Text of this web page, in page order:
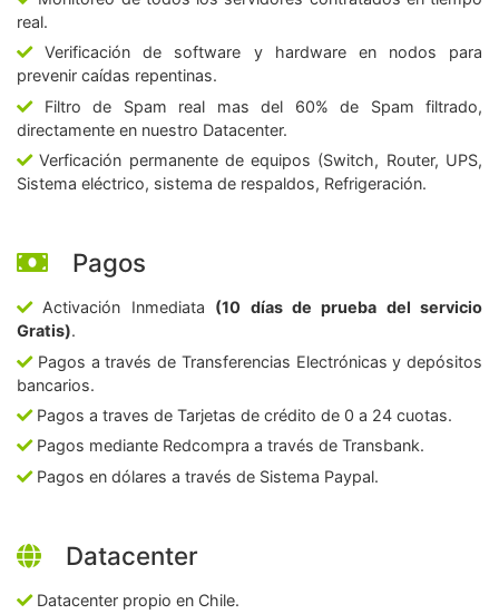
real.
Verificación de software y hardware en nodos para
prevenir caídas repentinas.
Filtro de Spam real mas del 60% de Spam filtrado,
directamente en nuestro Datacenter.
Verficación permanente de equipos (Switch, Router, UPS,
Sistema eléctrico, sistema de respaldos, Refrigeración.
Pagos
Activación Inmediata (10 días de prueba del servicio
Gratis).
Pagos a través de Transferencias Electrónicas y depósitos
bancarios.
Pagos a traves de Tarjetas de crédito de 0 a 24 cuotas.
Pagos mediante Redcompra a través de Transbank.
Pagos en dólares a través de Sistema Paypal.
Datacenter
Datacenter propio en Chile.